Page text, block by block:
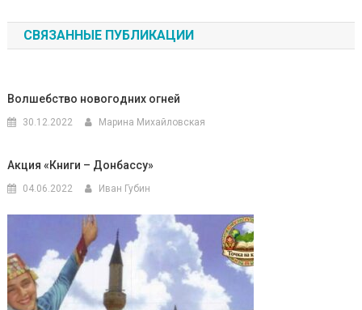
по
записям
СВЯЗАННЫЕ ПУБЛИКАЦИИ
Волшебство новогодних огней
30.12.2022 Марина Михайловская
Акция «Книги – Донбассу»
04.06.2022 Иван Губин